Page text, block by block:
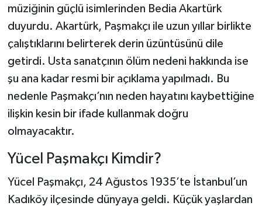
müziğinin güçlü isimlerinden Bedia Akartürk
duyurdu. Akartürk, Paşmakçı ile uzun yıllar birlikte
çalıştıklarını belirterek derin üzüntüsünü dile
getirdi. Usta sanatçının ölüm nedeni hakkında ise
şu ana kadar resmi bir açıklama yapılmadı. Bu
nedenle Paşmakçı’nın neden hayatını kaybettiğine
ilişkin kesin bir ifade kullanmak doğru
olmayacaktır.
Yücel Paşmakçı Kimdir?
Yücel Paşmakçı, 24 Ağustos 1935’te İstanbul’un
Kadıköy ilçesinde dünyaya geldi. Küçük yaşlardan